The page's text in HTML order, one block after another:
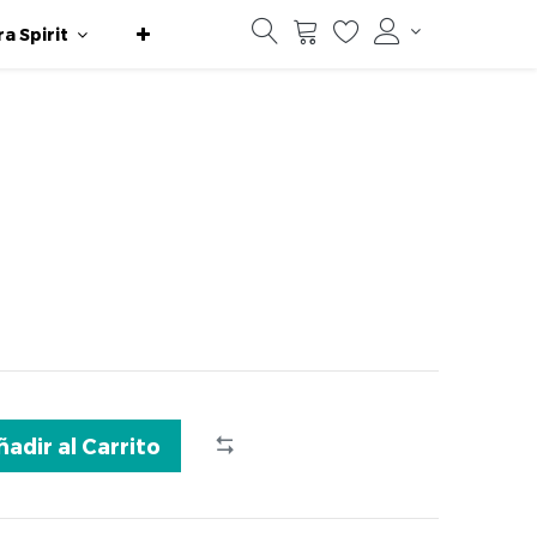
Spirit
al Carrito